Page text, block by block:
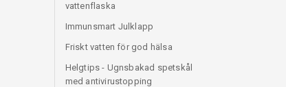
vattenflaska
Immunsmart Julklapp
Friskt vatten för god hälsa
Helgtips - Ugnsbakad spetskål
med antivirustopping